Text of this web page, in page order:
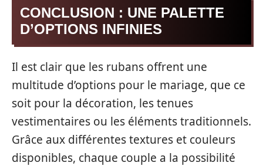
CONCLUSION : UNE PALETTE
D’OPTIONS INFINIES
Il est clair que les rubans offrent une
multitude d’options pour le mariage, que ce
soit pour la décoration, les tenues
vestimentaires ou les éléments traditionnels.
Grâce aux différentes textures et couleurs
disponibles, chaque couple a la possibilité